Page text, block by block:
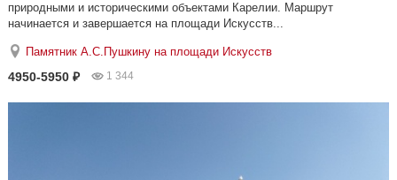
природными и историческими объектами Карелии. Маршрут
начинается и завершается на площади Искусств...
Памятник А.С.Пушкину на площади Искусств
4950-5950 ₽ 1 344